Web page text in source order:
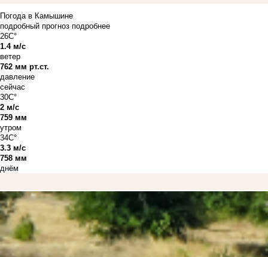
Погода в Камышине
подробный прогноз подробнее
26C°
1.4 м/с
ветер
762 мм рт.ст.
давление
сейчас
30C°
2 м/с
759 мм
утром
34C°
3.3 м/с
758 мм
днём